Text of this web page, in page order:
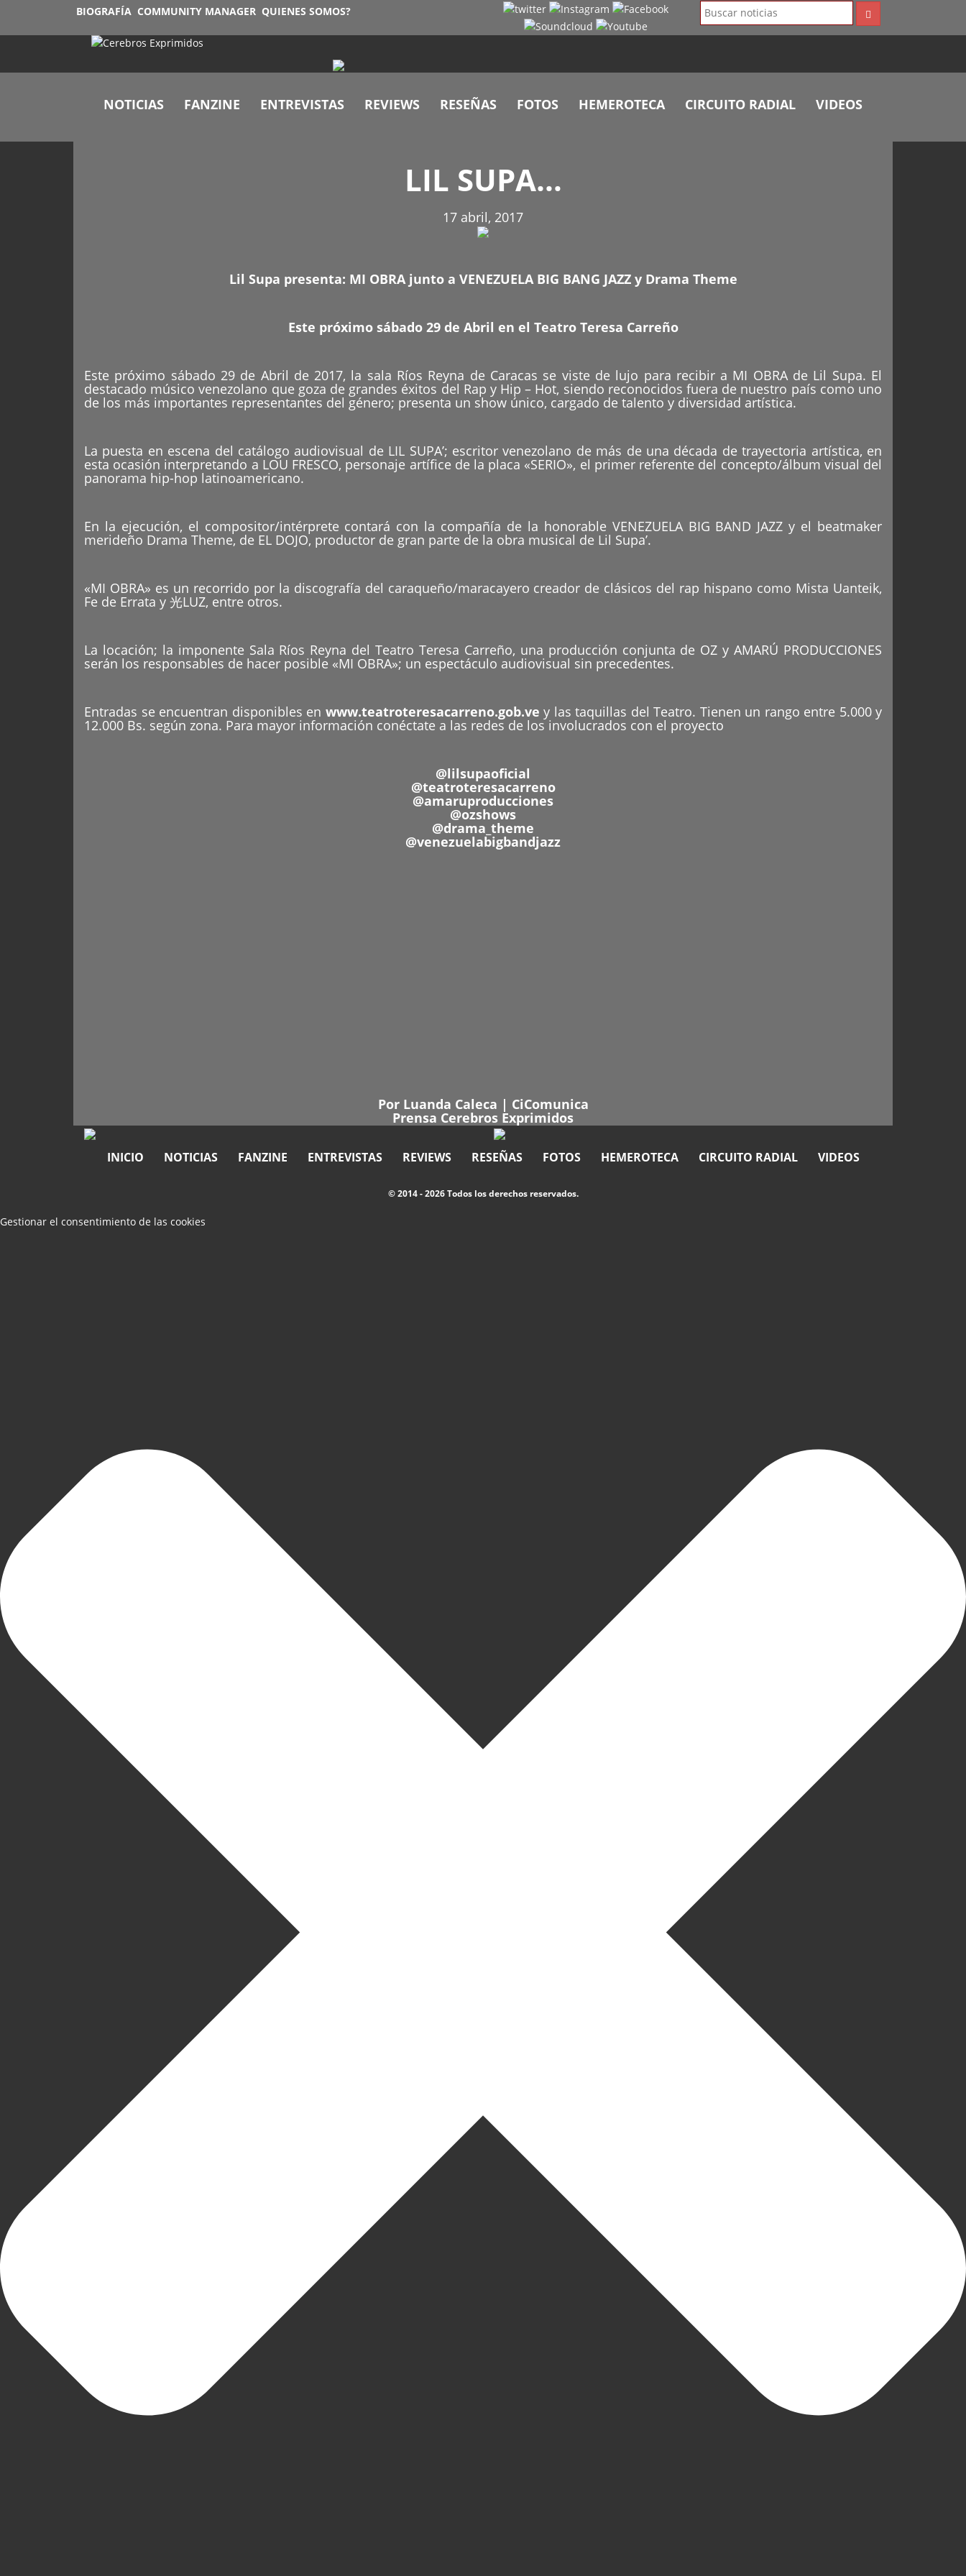
BIOGRAFÍA COMMUNITY MANAGER QUIENES SOMOS?
NOTICIAS FANZINE ENTREVISTAS REVIEWS RESEÑAS FOTOS HEMEROTECA CIRCUITO RADIAL VIDEOS
LIL SUPA…
17 abril, 2017
Lil Supa presenta: MI OBRA junto a VENEZUELA BIG BANG JAZZ y Drama Theme
Este próximo sábado 29 de Abril en el Teatro Teresa Carreño
Este próximo sábado 29 de Abril de 2017, la sala Ríos Reyna de Caracas se viste de lujo para recibir a MI OBRA de Lil Supa. El
destacado músico venezolano que goza de grandes éxitos del Rap y Hip – Hot, siendo reconocidos fuera de nuestro país como uno
de los más importantes representantes del género; presenta un show único, cargado de talento y diversidad artística.
La puesta en escena del catálogo audiovisual de LIL SUPA’; escritor venezolano de más de una década de trayectoria artística, en
esta ocasión interpretando a LOU FRESCO, personaje artífice de la placa «SERIO», el primer referente del concepto/álbum visual del
panorama hip-hop latinoamericano.
En la ejecución, el compositor/intérprete contará con la compañía de la honorable VENEZUELA BIG BAND JAZZ y el beatmaker
merideño Drama Theme, de EL DOJO, productor de gran parte de la obra musical de Lil Supa’.
«MI OBRA» es un recorrido por la discografía del caraqueño/maracayero creador de clásicos del rap hispano como Mista Uanteik,
Fe de Errata y 光LUZ, entre otros.
La locación; la imponente Sala Ríos Reyna del Teatro Teresa Carreño, una producción conjunta de OZ y AMARÚ PRODUCCIONES
serán los responsables de hacer posible «MI OBRA»; un espectáculo audiovisual sin precedentes.
Entradas se encuentran disponibles en www.teatroteresacarreno.gob.ve y las taquillas del Teatro. Tienen un rango entre 5.000 y
12.000 Bs. según zona. Para mayor información conéctate a las redes de los involucrados con el proyecto
@lilsupaoficial
@teatroteresacarreno
@amaruproducciones
@ozshows
@drama_theme
@venezuelabigbandjazz
Por Luanda Caleca | CiComunica
Prensa Cerebros Exprimidos
INICIO NOTICIAS FANZINE ENTREVISTAS REVIEWS RESEÑAS FOTOS HEMEROTECA CIRCUITO RADIAL VIDEOS
© 2014 - 2026 Todos los derechos reservados.
Gestionar el consentimiento de las cookies